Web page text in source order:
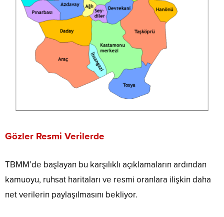
Gözler Resmi Verilerde
TBMM’de başlayan bu karşılıklı açıklamaların ardından
kamuoyu, ruhsat haritaları ve resmi oranlara ilişkin daha
net verilerin paylaşılmasını bekliyor.